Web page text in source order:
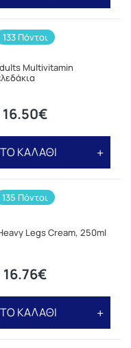
133 Πόντοι
Multivitamin
16.50€
ΚΑΛΑΘΙ
135 Πόντοι
Legs Cream, 250ml
16.76€
ΚΑΛΑΘΙ